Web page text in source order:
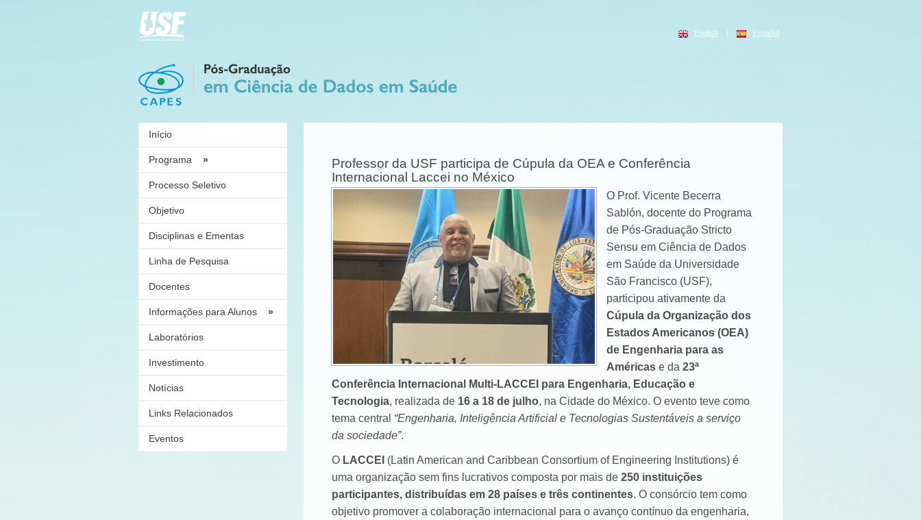
English | Español
Início
Programa »
Processo Seletivo
Objetivo
Disciplinas e Ementas
Linha de Pesquisa
Docentes
Informações para Alunos »
Laboratórios
Investimento
Notícias
Links Relacionados
Eventos
Professor da USF participa de Cúpula da OEA e Conferência
Internacional Laccei no México
O Prof. Vicente Becerra
Sablón, docente do Programa
de Pós-Graduação Stricto
Sensu em Ciência de Dados
em Saúde da Universidade
São Francisco (USF),
participou ativamente da
Cúpula da Organização dos
Estados Americanos (OEA)
de Engenharia para as
Américas e da23ª
Conferência Internacional Multi-LACCEI para Engenharia, Educação e
Tecnologia, realizada de 16 a 18 de julho, na Cidade do México. O evento teve como
tema central “Engenharia, Inteligência Artificial e Tecnologias Sustentáveis a serviço
da sociedade”.
O LACCEI (Latin American and Caribbean Consortium of Engineering Institutions) é
uma organização sem fins lucrativos composta por mais de250 instituições
participantes, distribuídas em 28 países e três continentes. O consórcio tem como
objetivo promover a colaboração internacional para o avanço contínuo da engenharia,